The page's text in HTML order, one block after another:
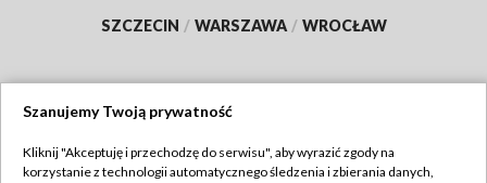
SZCZECIN / WARSZAWA / WROCŁAW
TVP
Szanujemy Twoją prywatność
Kliknij "Akceptuję i przechodzę do serwisu", aby wyrazić zgody na
korzystanie z technologii automatycznego śledzenia i zbierania danych,